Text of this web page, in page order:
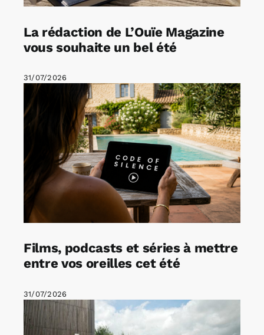
La rédaction de L’Ouïe Magazine
vous souhaite un bel été
31/07/2026
Films, podcasts et séries à mettre
entre vos oreilles cet été
31/07/2026